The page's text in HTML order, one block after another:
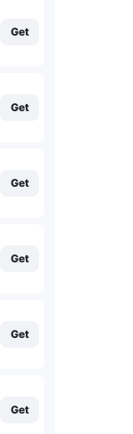
Get
Get
Get
ーツをライブ中継
Get
ム
Get
Get